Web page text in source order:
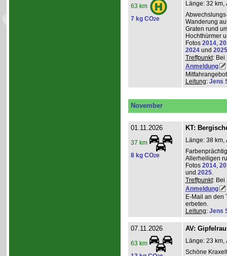
63 km
7 kg CO2e
Länge: 32 km,
Wanderung
Graten rund
Hochthürmer
Fotos 2014,
2024und 2025
Treffpunkt: Bei
Anmeldung
Leitung: Jens
November
01.11.2026
37 km
8 kg CO2e
KT:
Länge: 38 km,
Allerheiligen
Fotos 2014,
und 2025.
Treffpunkt: Bei
Anmeldung
E-Mail an den
erbeten.
Leitung: Jens
07.11.2026
63 km
AV:
Länge: 23 km,
Schöne